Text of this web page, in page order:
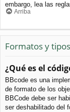
embargo, lea las
Arriba
Formatos y
¿Qué es el
BBcode es una
de formato de los
BBCode debe ser
ser deshabilitado del